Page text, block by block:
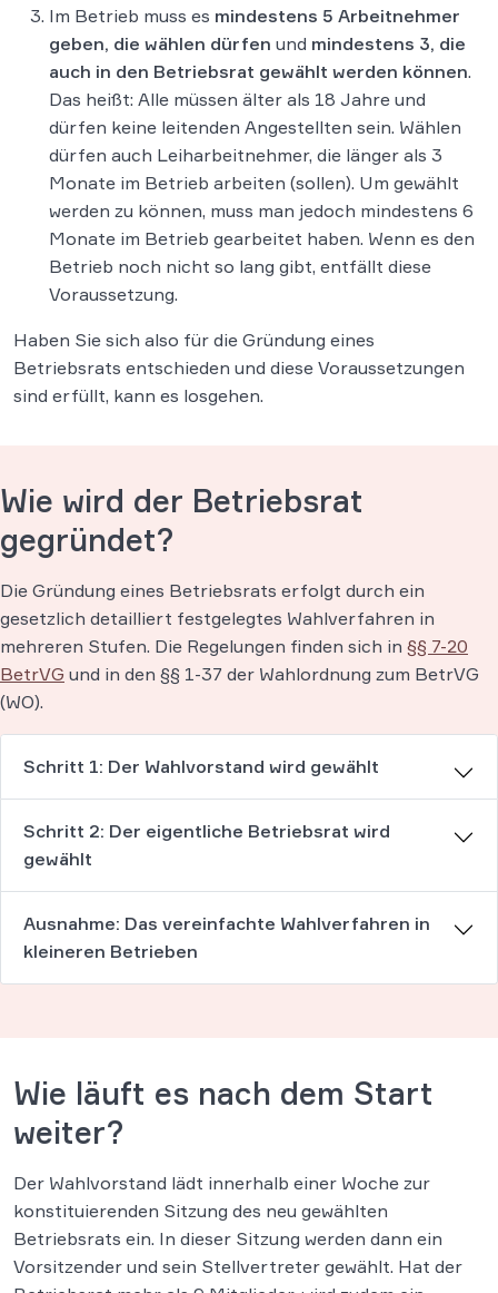
Im Betrieb muss es mindestens 5 Arbeitnehmer
geben, die wählen dürfen und mindestens 3, die
auch in den Betriebsrat gewählt werden können.
Das heißt: Alle müssen älter als 18 Jahre und
dürfen keine leitenden Angestellten sein. Wählen
dürfen auch Leiharbeitnehmer, die länger als 3
Monate im Betrieb arbeiten (sollen). Um gewählt
werden zu können, muss man jedoch mindestens 6
Monate im Betrieb gearbeitet haben. Wenn es den
Betrieb noch nicht so lang gibt, entfällt diese
Voraussetzung.
Haben Sie sich also für die Gründung eines
Betriebsrats entschieden und diese Voraussetzungen
sind erfüllt, kann es losgehen.
Wie wird der Betriebsrat
gegründet?
Die Gründung eines Betriebsrats erfolgt durch ein
gesetzlich detailliert festgelegtes Wahlverfahren in
mehreren Stufen. Die Regelungen finden sich in §§ 7-20
BetrVG und in den §§ 1-37 der Wahlordnung zum BetrVG
(WO).
Schritt 1: Der Wahlvorstand wird gewählt
Schritt 2: Der eigentliche Betriebsrat wird
gewählt
Ausnahme: Das vereinfachte Wahlverfahren in
kleineren Betrieben
Wie läuft es nach dem Start
weiter?
Der Wahlvorstand lädt innerhalb einer Woche zur
konstituierenden Sitzung des neu gewählten
Betriebsrats ein. In dieser Sitzung werden dann ein
Vorsitzender und sein Stellvertreter gewählt. Hat der